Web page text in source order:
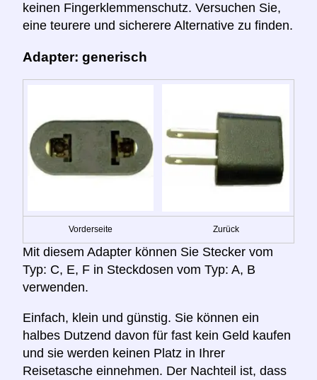
keinen Fingerklemmenschutz. Versuchen Sie,
eine teurere und sicherere Alternative zu finden.
Adapter: generisch
Vorderseite Zurück
Mit diesem Adapter können Sie Stecker vom
Typ: C, E, F in Steckdosen vom Typ: A, B
verwenden.
Einfach, klein und günstig. Sie können ein
halbes Dutzend davon für fast kein Geld kaufen
und sie werden keinen Platz in Ihrer
Reisetasche einnehmen. Der Nachteil ist, dass